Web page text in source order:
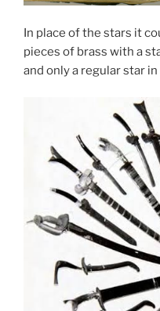
In place of the stars it
pieces of brass with a
and only a regular star